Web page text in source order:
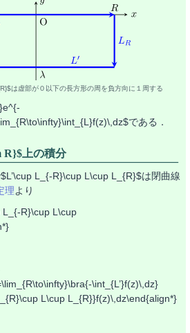
は虚部が０以下の長方形の周を負方向に１周する
である．
R}$上の積分
L_{-R}\cup L\cup L_{R}$は閉曲線
理より
L_{-R}\cup L\cup
\int_{L’}f(z)\,dz}
L\cup L_{R}}f(z)\,dz\end{align*}